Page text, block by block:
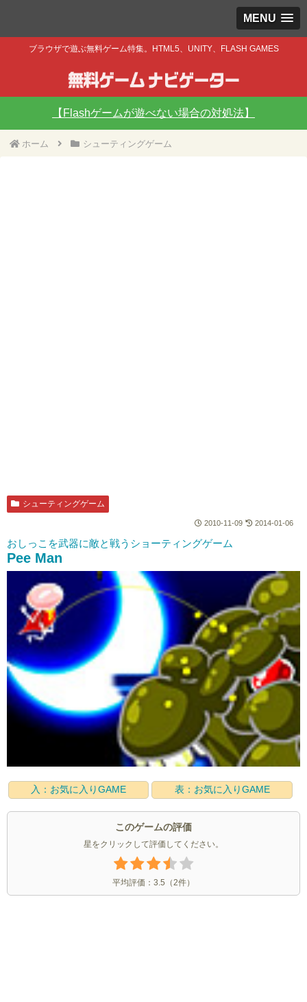
MENU
ブラウザで遊ぶ無料ゲーム特集。HTML5、UNITY、FLASH GAMES
【Flashゲームが遊べない場合の対処法】
ホーム シューティングゲーム
シューティングゲーム
2010-11-09 2014-01-06
おしっこを武器に敵と戦うショーティングゲーム
Pee Man
入：お気に入りGAME 表：お気に入りGAME
このゲームの評価
星をクリックして評価してください。
平均評価： 3.5 （2件）